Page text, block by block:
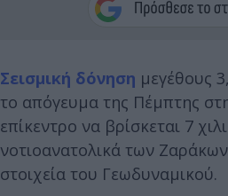
Σεισμική δόνηση μεγέθους
το απόγευμα της Πέμπτης
επίκεντρο να βρίσκεται 7
νοτιοανατολικά των
στοιχεία του Γεωδυναμικού.